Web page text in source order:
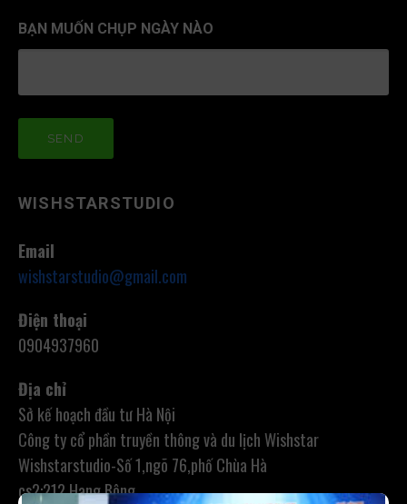
BẠN MUỐN CHỤP NGÀY NÀO
WISHSTARSTUDIO
Email
wishstarstudio@gmail.com
Điện thoại
0904937960
Địa chỉ
Sở kế hoạch đầu tư Hà Nội
Công ty cổ phần truyền thông và du lịch Wishstar
Wishstarstudio-Số 1,ngõ 76,phố Chùa Hà
cs2:212 Hang Bông